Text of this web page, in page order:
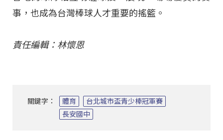
事，也成為台灣棒球人才重要的搖籃。
責任編輯：林懷恩
關鍵字： 體育
台北城市盃青少棒冠軍賽
長安國中